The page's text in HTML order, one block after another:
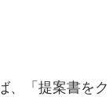
、「提案書をク